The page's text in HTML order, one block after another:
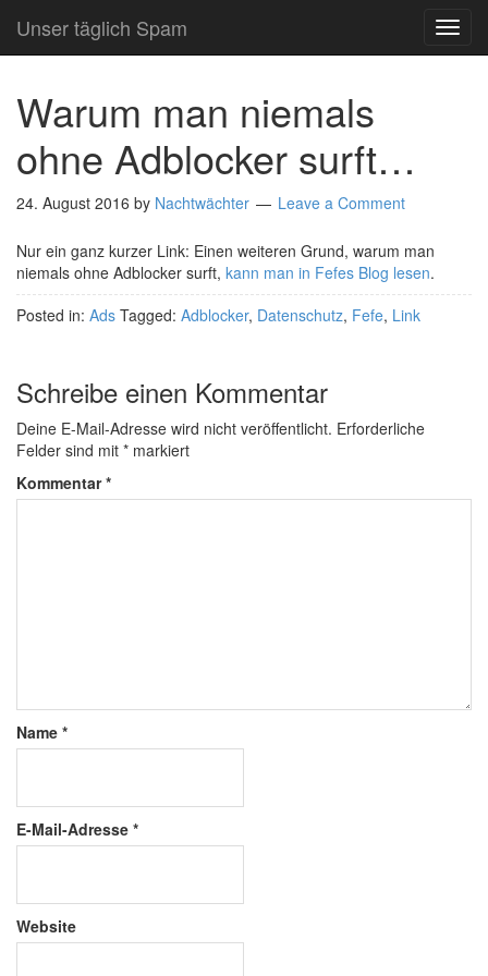
Unser täglich Spam
Warum man niemals
ohne Adblocker surft…
24. August 2016 by Nachtwächter Leave a Comment
Nur ein ganz kurzer Link: Einen weiteren Grund, warum man
niemals ohne Adblocker surft, kann man in Fefes Blog lesen.
Posted in: Ads Tagged: Adblocker, Datenschutz, Fefe, Link
Schreibe einen Kommentar
Deine E-Mail-Adresse wird nicht veröffentlicht. Erforderliche
Felder sind mit * markiert
Kommentar*
Name *
E-Mail-Adresse *
Website